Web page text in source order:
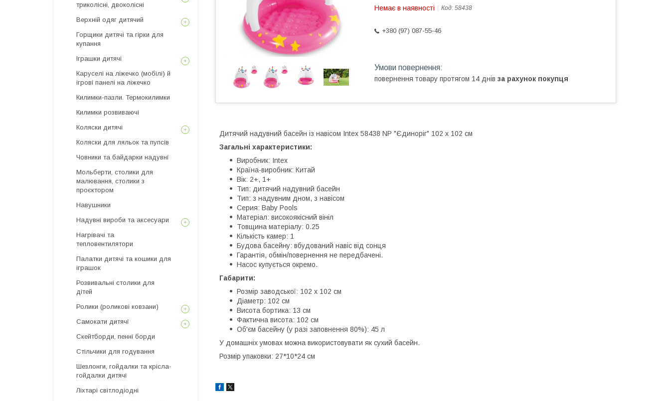
Немає в наявності Код: 58438
+380 (97) 087-55-46
повернення товару протягом 14 днів за рахунок покупця
Дитячий надувний басейн із навісом Intex 58438 NP "Єдиноріг" 102 х 102 см
Загальні характеристики:
Виробник: Intex
Країна-виробник: Китай
Вік: 2+, 1+
Тип: дитячий надувний басейн
Тип: з надувним дном, з навісом
Серия: Baby Pools
Матеріал: високоякісний вініл
Товщина матеріалу: 0.25
Кількість камер: 1
Будова басейну: вбудований навіс від сонця
Гарантія, обмін/повернення не передбачені.
Насос купується окремо.
Габарити:
Розмір заводської: 102 х 102 см
Діаметр: 102 см
Висота бортика: 13 см
Фактична висота: 102 см
Об'єм басейну (у разі заповнення 80%): 45 л
У домашніх умовах можна використовувати як сухий басейн.
Розмір упаковки: 27*10*24 см
триколісні, двоколісні
Верхній одяг дитячий
Горщики дитячі та гірки для
купання
Іграшки дитячі
Каруселі на ліжечко (мобілі) й
ігрові панелі на ліжечко
Килимки-пазли. Термокилимки
Килимки розвиваючі
Коляски дитячі
Коляски для ляльок та пупсів
Човники та байдарки надувні
Мольберти, столики для
малювання, столики з
проєктором
Навушники
Надувні вироби та аксесуари
Нагрівачі та
тепловентилятори
Палатки дитячі та кошики для
іграшок
Розвивальні столики для
дітей
Ролики (роликові ковзани)
Самокати дитячі
Скейтборди, пенні борди
Стільчики для годування
Шезлонги, гойдалки та крісла-
гойдалки дитячі
Ліхтарі світлодіодні